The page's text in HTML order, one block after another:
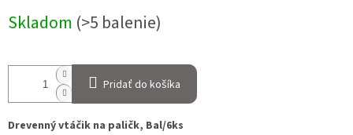
cena:
Skladom (>5 balenie)
Pridať do košíka
Drevenný vtáčik na paličk, Bal/6ks